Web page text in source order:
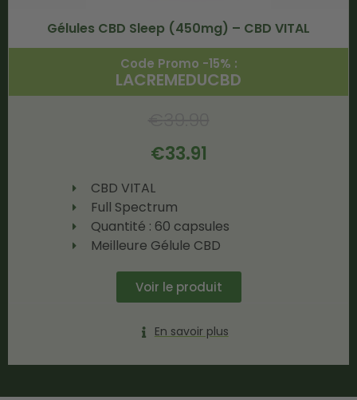
Gélules CBD Sleep (450mg) – CBD VITAL
Code Promo -15% :
LACREMEDUCBD
€33.91
CBD VITAL
Full Spectrum
Quantité : 60 capsules
Meilleure Gélule CBD
Voir le produit
En savoir plus